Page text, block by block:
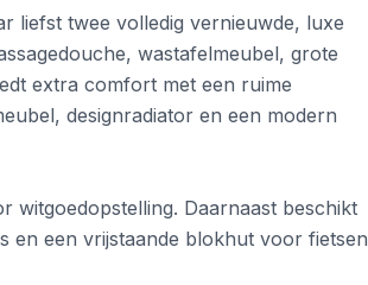
liefst twee volledig vernieuwde, luxe
wastafelmeubel, grote
extra comfort met een ruime
designradiator en een modern
witgoedopstelling. Daarnaast beschikt
en een vrijstaande blokhut voor fietsen